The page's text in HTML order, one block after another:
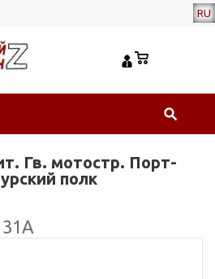
RU
Гв. мотостр. Порт-
полк